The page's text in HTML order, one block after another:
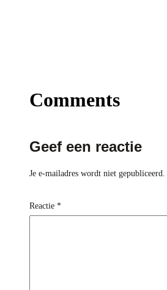
Comments
Geef een reactie
Je e-mailadres wordt niet gepubliceerd.
Reactie *